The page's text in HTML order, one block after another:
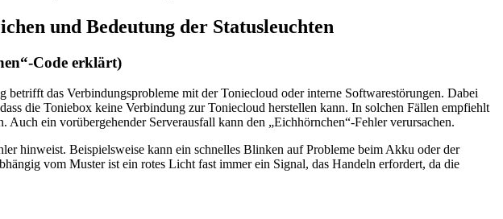
und Bedeutung der Statusleuchten
Code erklärt)
das Verbindungsprobleme mit der Toniecloud oder interne Softwarestörungen. Dabei
die Toniebox keine Verbindung zur Toniecloud herstellen kann. In solchen Fällen empfiehlt
ein vorübergehender Serverausfall kann den „Eichhörnchen“-Fehler verursachen.
hinweist. Beispielsweise kann ein schnelles Blinken auf Probleme beim Akku oder der
vom Muster ist ein rotes Licht fast immer ein Signal, das Handeln erfordert, da die